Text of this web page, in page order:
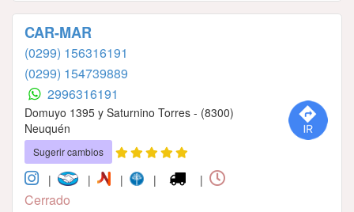
CAR-MAR
(0299) 156316191
(0299) 154739889
2996316191
Domuyo 1395 y Saturnino Torres - (8300)
Neuquén
Sugerir cambios
| | | | |
Cerrado